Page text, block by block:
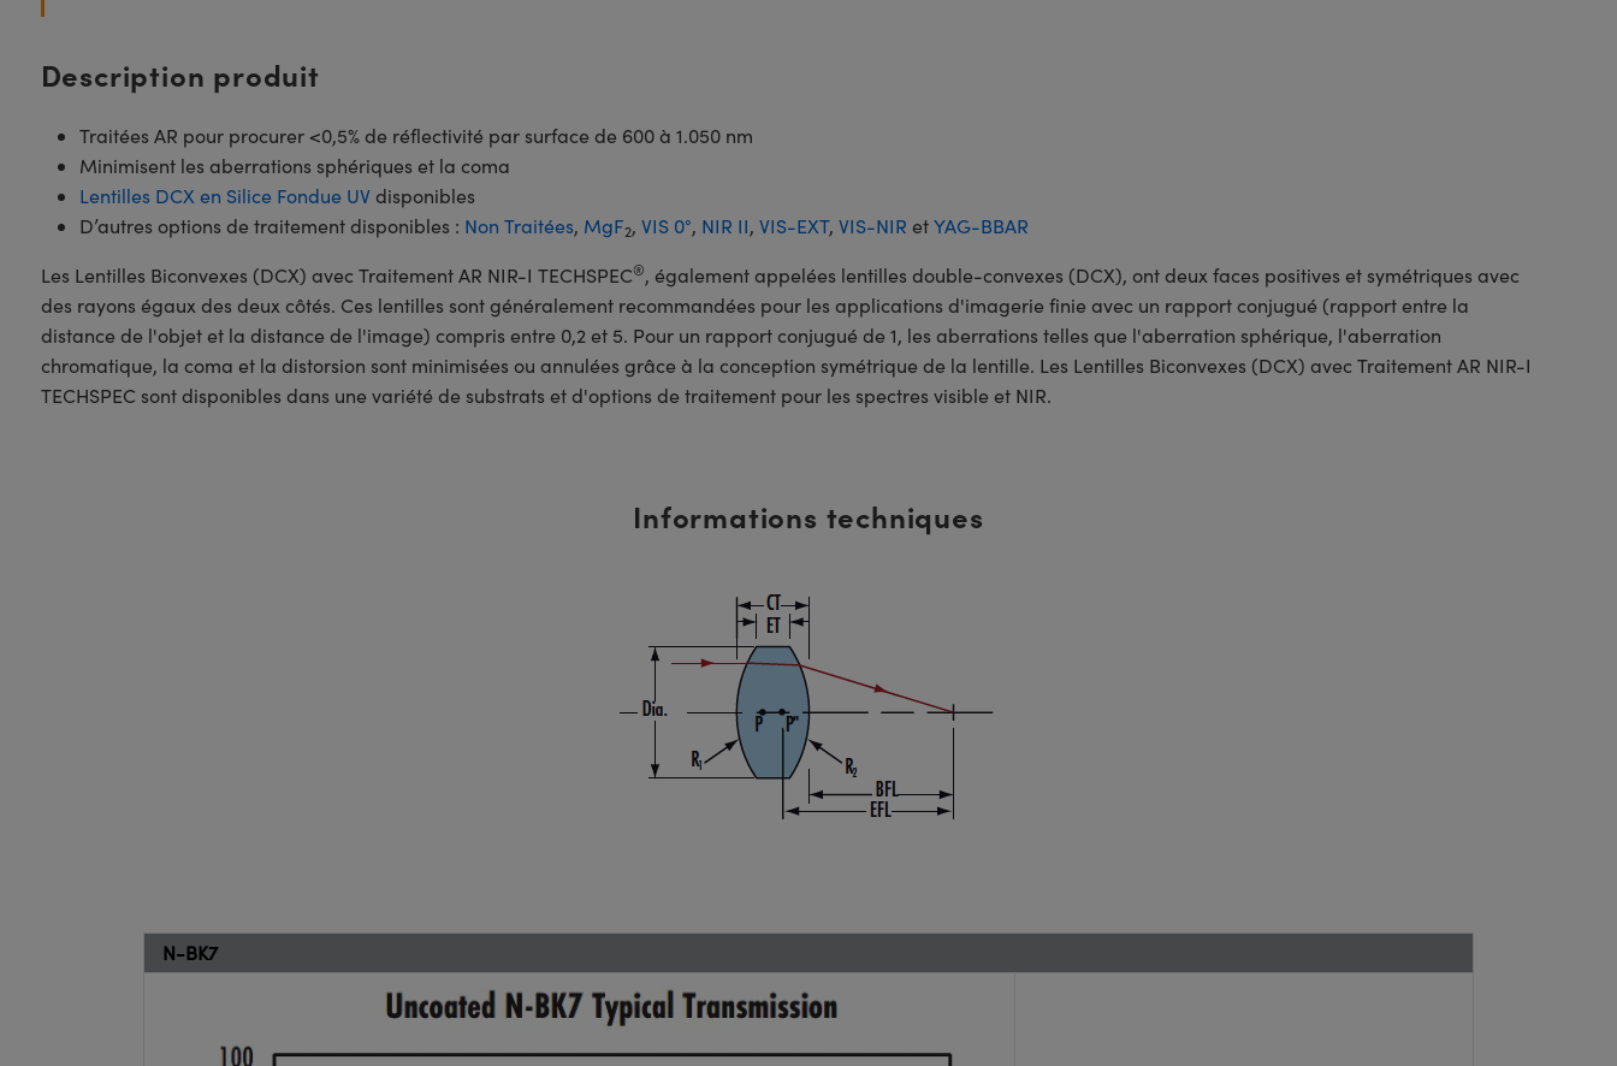
Description produit
Traitées AR pour procurer <0,5% de réflectivité par surface de 600 à 1.050 nm
Minimisent les aberrations sphériques et la coma
Lentilles DCX en Silice Fondue UVdisponibles
D’autres options de traitement disponibles : Non Traitées, MgF2, VIS 0°, NIR II, VIS-EXT, VIS-NIR etYAG-BBAR
Les Lentilles Biconvexes (DCX) avec Traitement AR NIR-I TECHSPEC®, également appelées lentilles double-convexes (DCX), ont deux faces positives et symétriques avec
des rayons égaux des deux côtés. Ces lentilles sont généralement recommandées pour les applications d'imagerie finie avec un rapport conjugué (rapport entre la
distance de l'objet et la distance de l'image) compris entre 0,2 et 5. Pour un rapport conjugué de 1, les aberrations telles que l'aberration sphérique, l'aberration
chromatique, la coma et la distorsion sont minimisées ou annulées grâce à la conception symétrique de la lentille. Les Lentilles Biconvexes (DCX) avec Traitement AR NIR-I
TECHSPEC sont disponibles dans une variété de substrats et d'options de traitement pour les spectres visible et NIR.
Informations techniques
N-BK7